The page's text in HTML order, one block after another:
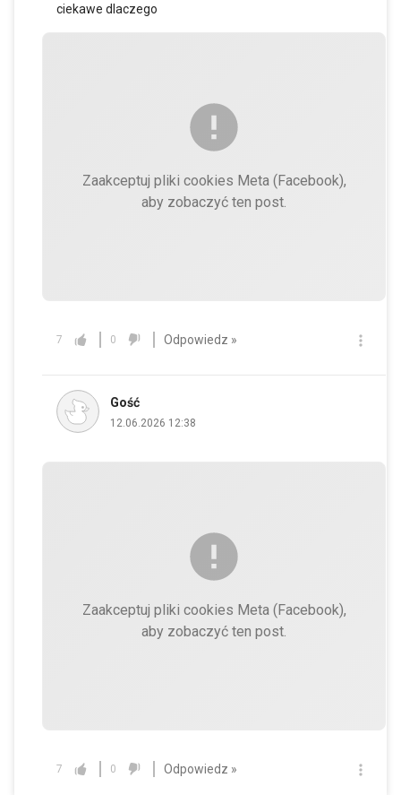
ciekawe dlaczego
Zaakceptuj pliki cookies Meta (Facebook),
aby zobaczyć ten post.
7 0 Odpowiedz »
Gość
12.06.2026 12:38
Zaakceptuj pliki cookies Meta (Facebook),
aby zobaczyć ten post.
7 0 Odpowiedz »